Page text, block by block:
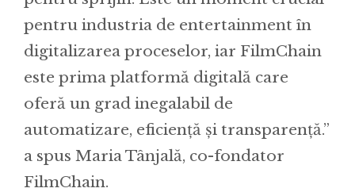
pentru industria de entertainment în
digitalizarea proceselor, iar FilmChain
este prima platformă digitală care
oferă un grad inegalabil de
automatizare, eficiență și transparență.”
a spus Maria Tânjală, co-fondator
FilmChain.